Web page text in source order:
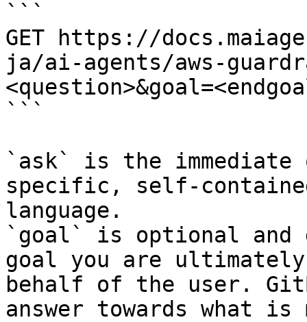
```
GET https://
ja/ai-agents/aws-
```
`ask` is the
specific, self-
language.
`goal` is optional and
goal you are
behalf of the user.
answer towards what